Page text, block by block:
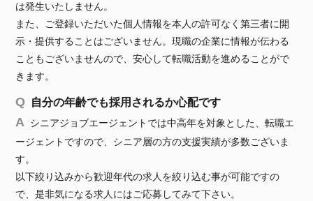
は発生いたしません。
また、ご登録いただいた個人情報を本人の許可なく第三者に開
示・提供することはございません。現職の企業に情報が伝わる
こともございませんので、安心して転職活動を進めることがで
きます。
自分の年齢でも採用されるか心配です
シニアジョブエージェントでは中高年を対象とした、転職エ
ージェントですので、シニア層の方の支援実績が多数ございま
す。
以下絞り込みから歓迎年代の求人を絞り込む事が可能ですの
で、是非気になる求人にはご応募してみて下さい。